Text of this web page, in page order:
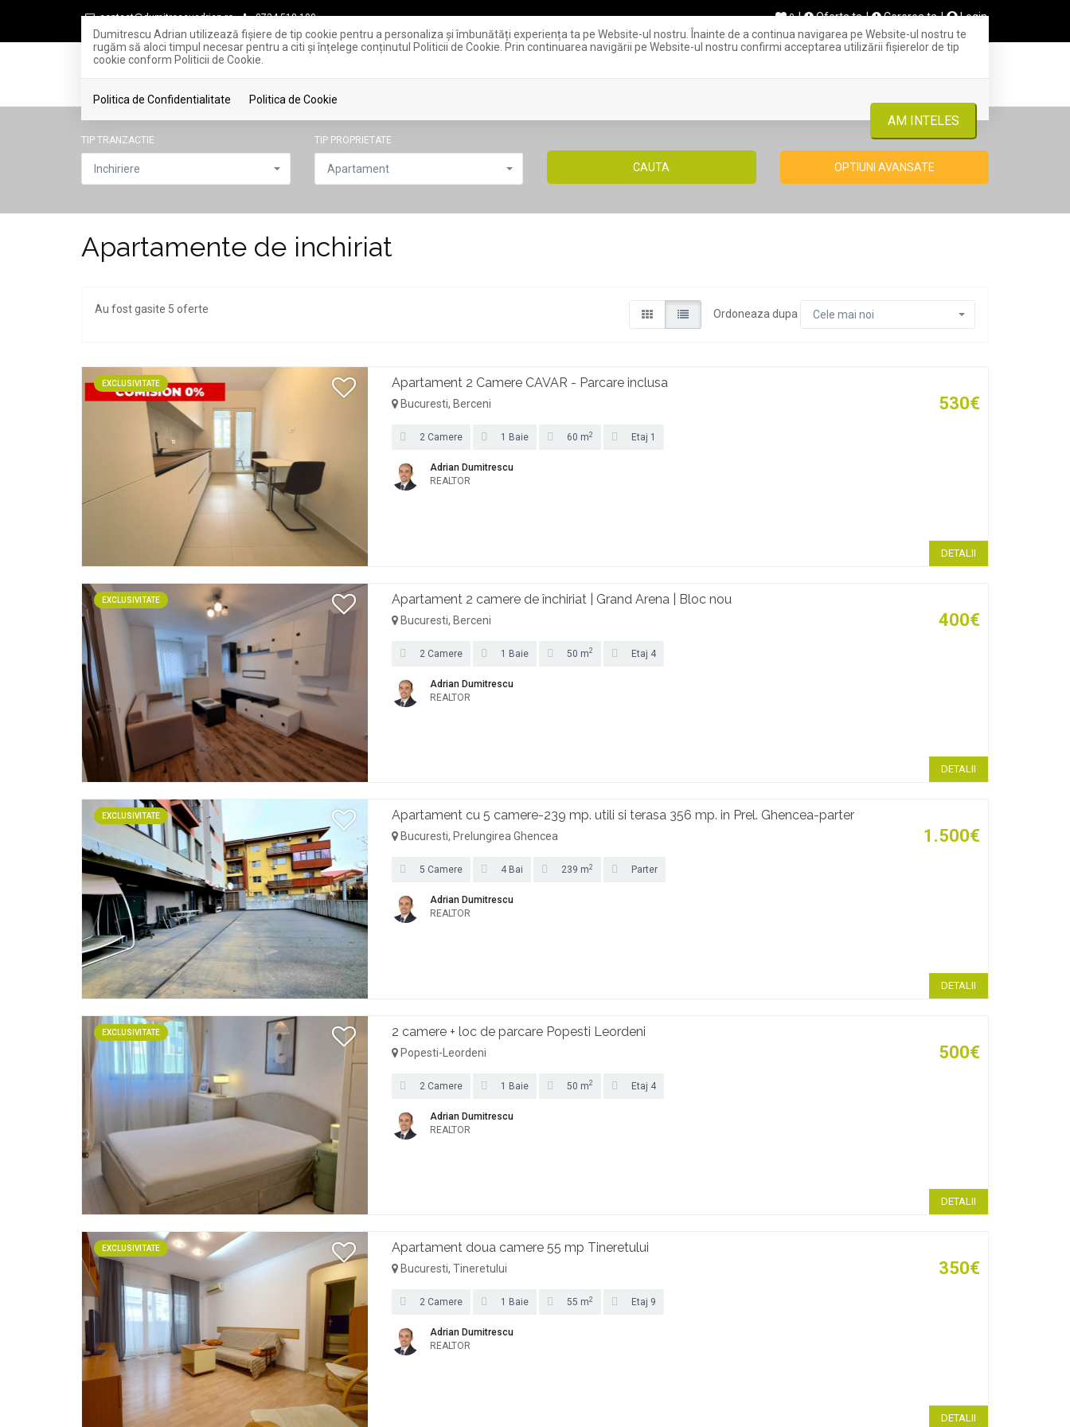
Dumitrescu Adrian utilizează fişiere de tip cookie pentru a personaliza și îmbunătăți experiența ta pe Website-ul nostru. Înainte de a continua navigarea pe Website-ul nostru te
rugăm să aloci timpul necesar pentru a citi și înțelege conținutul Politicii de Cookie. Prin continuarea navigării pe Website-ul nostru confirmi acceptarea utilizării fişierelor de tip
cookie conform Politicii de Cookie.
Politica de Confidentialitate Politica de Cookie
AM INTELES
contact@dumitrescuadrian.ro 0724.518.100 0 Oferta ta Cererea ta Login
TIP TRANZACTIE
Inchiriere
TIP PROPRIETATE
Apartament OPTIUNI AVANSATE
Apartamente de inchiriat
Au fost gasite 5 oferte Ordoneaza dupa Cele mai noi
EXCLUSIVITATE Apartament 2 Camere CAVAR - Parcare inclusa
530€
Bucuresti, Berceni
2 Camere 1 Baie 60 m2 Etaj 1
Adrian Dumitrescu
REALTOR
DETALII
EXCLUSIVITATE Apartament 2 camere de închiriat | Grand Arena | Bloc nou
400€
Bucuresti, Berceni
2 Camere 1 Baie 50 m2 Etaj 4
Adrian Dumitrescu
REALTOR
DETALII
EXCLUSIVITATE Apartament cu 5 camere-239 mp. utili si terasa 356 mp. in Prel. Ghencea-parter
1.500€
Bucuresti, Prelungirea Ghencea
5 Camere 4 Bai 239 m2 Parter
Adrian Dumitrescu
REALTOR
DETALII
EXCLUSIVITATE 2 camere + loc de parcare Popesti Leordeni
500€
Popesti-Leordeni
2 Camere 1 Baie 50 m2 Etaj 4
Adrian Dumitrescu
REALTOR
DETALII
EXCLUSIVITATE Apartament doua camere 55 mp Tineretului
350€
Bucuresti, Tineretului
2 Camere 1 Baie 55 m2 Etaj 9
Adrian Dumitrescu
REALTOR
DETALII